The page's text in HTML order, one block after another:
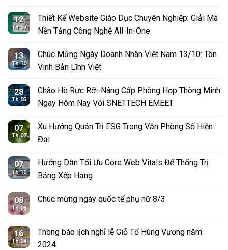
12
Th 07
Thiết Kế Website Giáo Dục Chuyên Nghiệp: Giải Mã
Nền Tảng Công Nghệ All-In-One
13
Th 10
Chúc Mừng Ngày Doanh Nhân Việt Nam 13/10: Tôn
Vinh Bản Lĩnh Việt
28
Th 05
Chào Hè Rực Rỡ–Nâng Cấp Phòng Họp Thông Minh
Ngay Hôm Nay Với SNETTECH EMEET
07
Th 07
Xu Hướng Quản Trị ESG Trong Văn Phòng Số Hiện
Đại
07
Th 10
Hướng Dẫn Tối Ưu Core Web Vitals Để Thống Trị
Bảng Xếp Hạng
08
Th 03
Chúc mừng ngày quốc tế phụ nữ 8/3
16
Th 04
Thông báo lịch nghỉ lễ Giỗ Tổ Hùng Vương năm
2024